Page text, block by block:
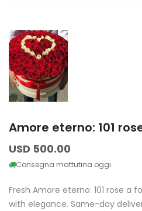
Amore eterno: 101
USD 500.00
Consegna mattutina oggi
Fresh Amore eterno: 101 rose a
with elegance. Same-day